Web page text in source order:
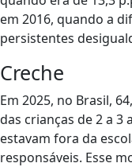
em 2016, quando a
persistentes
Creche
Em 2025, no Brasil,
das crianças de 2 a
estavam fora da
responsáveis. Esse